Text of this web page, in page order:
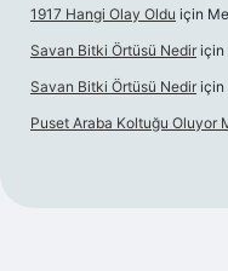
1917 Hangi Olay Oldu için
Savan Bitki Örtüsü Nedir için
Savan Bitki Örtüsü Nedir için
Puset Araba Koltuğu Oluyor